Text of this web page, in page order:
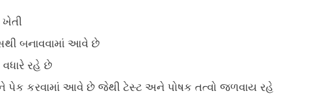
ખેતી
બનાવવામાં આવે છે
રહે છે
પેક કરવામાં આવે છે જેથી ટેસ્ટ અને પોષક તત્વો જળવાય રહે